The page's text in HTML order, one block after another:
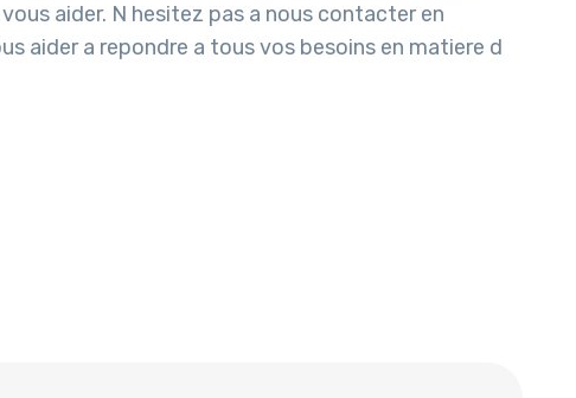
aider. N hesitez pas a nous contacter en
aider a repondre a tous vos besoins en matiere d